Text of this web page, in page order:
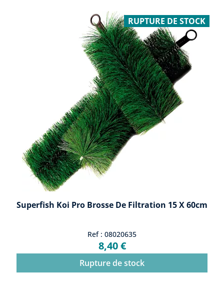
Superfish Koi Pro Brosse De Filtration 15 X 60cm
Ref : 08020635
8,40 €
Rupture de stock
RUPTURE DE STOCK